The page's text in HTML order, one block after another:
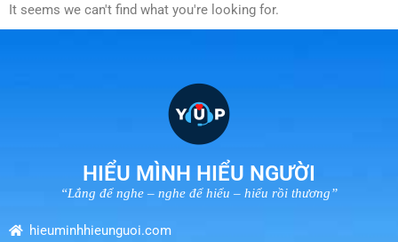
It seems we can't find what you're looking for.
HIỂU MÌNH HIỂU NGƯỜI
“Lắng để nghe – nghe để hiểu – hiểu rồi thương”
hieuminhhieunguoi.com